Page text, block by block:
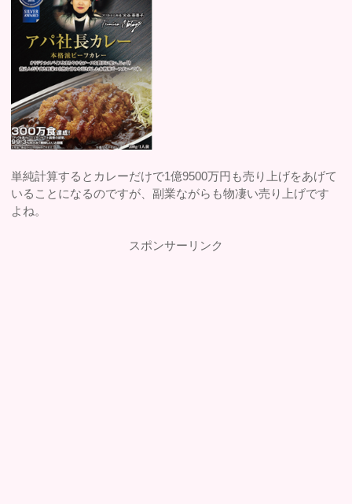
単純計算するとカレーだけで1億9500万円も売り上げをあげて
いることになるのですが、副業ながらも物凄い売り上げです
よね。
スポンサーリンク